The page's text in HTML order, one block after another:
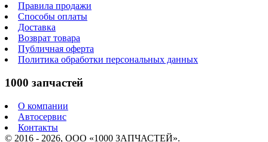
Правила продажи
Способы оплаты
Доставка
Возврат товара
Публичная оферта
Политика обработки персональных данных
1000 запчастей
О компании
Автосервис
Контакты
© 2016 - 2026, ООО «1000 ЗАПЧАСТЕЙ».